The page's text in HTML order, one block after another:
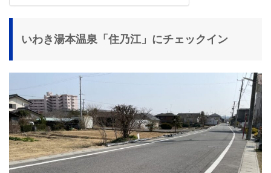
いわき湯本温泉「住乃江」にチェックイン